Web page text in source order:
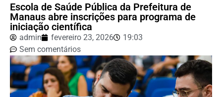
Escola de Saúde Pública da Prefeitura de
Manaus abre inscrições para programa de
iniciação científica
admin fevereiro 23, 2026
19:03
Sem comentários